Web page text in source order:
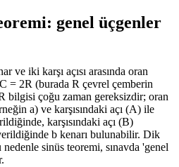
genel üçgenler
ve iki karşı açısı arasında oran
= 2R (burada R çevrel çemberin
R bilgisi çoğu zaman gereksizdir; oran
a) ve karşısındaki açı (A) ile
karşısındaki açı (B)
b kenarı bulunabilir. Dik
sinüs teoremi, sınavda 'genel